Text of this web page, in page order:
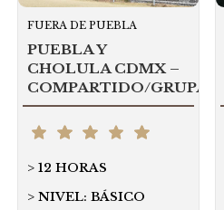
FUERA DE PUEBLA
PUEBLA Y
CHOLULA CDMX –
COMPARTIDO/GRUPAL
12 HORAS
NIVEL: BÁSICO